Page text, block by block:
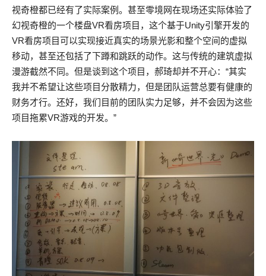
视奇橙都已经有了实际案例。甚至零境网在现场还实际体验了
幻视奇橙的一个楼盘VR看房项目，这个基于Unity引擎开发的
VR看房项目可以实现接近真实的场景光影和整个空间的虚拟
移动，甚至还包括了下蹲和跳跃的动作。这与传统的建筑虚拟
漫游截然不同。但是谈到这个项目，郝琦却并不开心：“其实
我并不希望让这些项目分散精力，但是团队运营总要有健康的
财务才行。还好，我们目前的团队实力足够，并不会因为这些
项目拖累VR游戏的开发。”